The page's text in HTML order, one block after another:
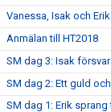
Vanessa, Isak och
Anmälan till HT2018
SM dag 3: Isak
SM dag 2: Ett guld
SM dag 1: Erik